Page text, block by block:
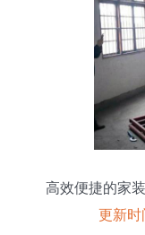
高效便捷的家
更新时